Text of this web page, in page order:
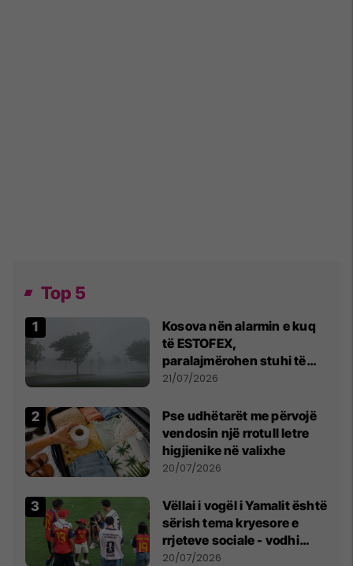
Top 5
Kosova nën alarmin e kuq
të ESTOFEX,
paralajmërohen stuhi të
fuqishme me breshër dhe
21/07/2026
Pse udhëtarët me përvojë
vendosin një rrotull letre
higjienike në valixhe
20/07/2026
Vëllai i vogël i Yamalit është
sërish tema kryesore e
rrjeteve sociale - vodhi
vëmendjen pas finales së
20/07/2026